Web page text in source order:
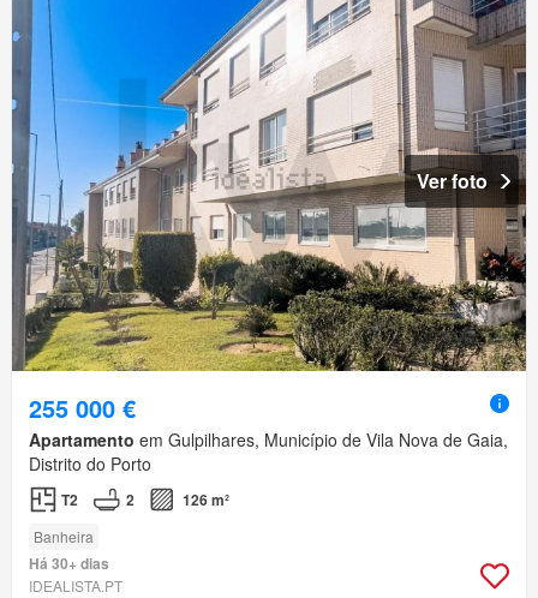
Ver foto
255 000 €
Apartamento em Gulpilhares, Município de Vila Nova de Gaia,
Distrito do Porto
T2 2 126 m²
Banheira
Há 30+ dias
IDEALISTA.PT